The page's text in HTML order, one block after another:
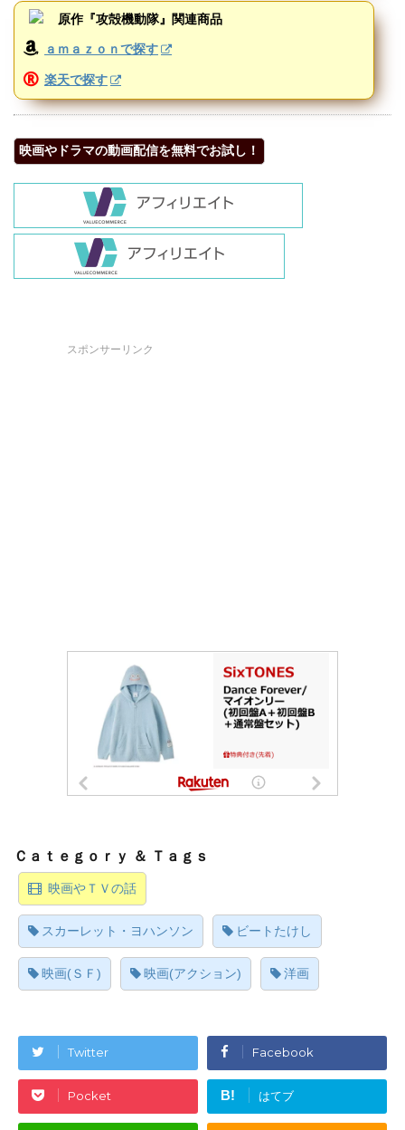
原作『攻殻機動隊』関連商品
ａｍａｚｏｎで探す
楽天で探す
映画やドラマの動画配信を無料でお試し！
スポンサーリンク
映画やＴＶの話
スカーレット・ヨハンソン ビートたけし
映画(ＳＦ) 映画(アクション) 洋画
Twitter Facebook
Pocket B! はてブ